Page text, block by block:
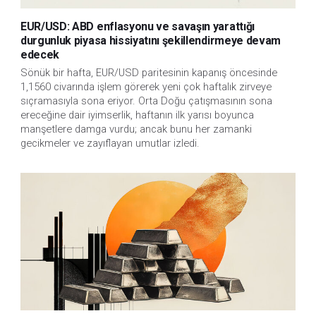
EUR/USD: ABD enflasyonu ve savaşın yarattığı
durgunluk piyasa hissiyatını şekillendirmeye devam
edecek
Sönük bir hafta, EUR/USD paritesinin kapanış öncesinde
1,1560 civarında işlem görerek yeni çok haftalık zirveye
sıçramasıyla sona eriyor. Orta Doğu çatışmasının sona
ereceğine dair iyimserlik, haftanın ilk yarısı boyunca
manşetlere damga vurdu; ancak bunu her zamanki
gecikmeler ve zayıflayan umutlar izledi.